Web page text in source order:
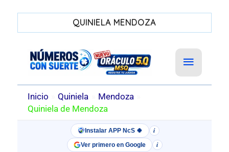
QUINIELA MENDOZA